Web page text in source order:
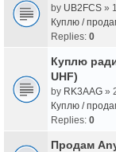
by UB2FCS »
Куплю /
Replies: 0
Куплю
UHF)
by RK3AAG »
Куплю /
Replies: 0
Продам